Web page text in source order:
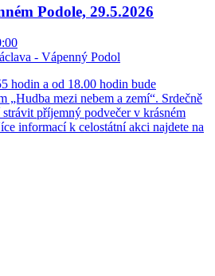
Podole, 29.5.2026
- Vápenný Podol
hodin a od 18.00 hodin bude
„Hudba mezi nebem a zemí“. Srdečně
příjemný podvečer v krásném
informací k celostátní akci najdete na